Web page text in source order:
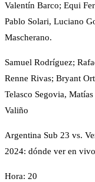
Valentín Barco; Equi
Pablo Solari, Luciano
Mascherano.
Samuel Rodríguez;
Renne Rivas; Bryant
Telasco Segovia,
Valiño
Argentina Sub 23 vs.
2024: dónde ver en
Hora: 20